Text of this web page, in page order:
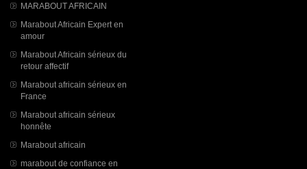
MARABOUT AFRICAIN
Marabout Africain Expert en
amour
Marabout Africain sérieux du
retour affectif
Marabout africain sérieux en
France
Marabout africain sérieux
honnête
Marabout africain
marabout de confiance en